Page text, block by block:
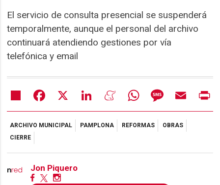
El servicio de consulta presencial se suspenderá
temporalmente, aunque el personal del archivo
continuará atendiendo gestiones por vía
telefónica y email
Share Facebook LinkedIn MeneameWhatsAppMessageEmail
ARCHIVO MUNICIPAL PAMPLONA REFORMAS
OBRAS
CIERRE
Jon Piquero